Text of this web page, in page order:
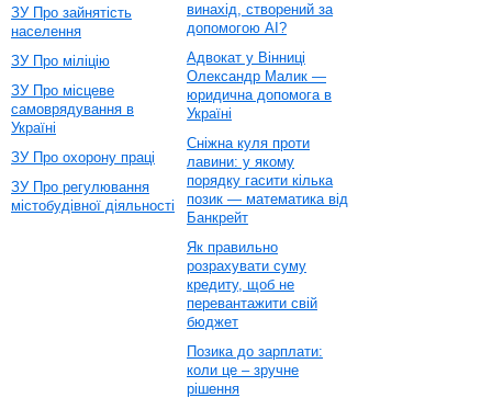
ЗУ Про зайнятість
населення
ЗУ Про міліцію
ЗУ Про місцеве
самоврядування в
Україні
ЗУ Про охорону праці
ЗУ Про регулювання
містобудівної діяльності
винахід, створений за
допомогою AI?
Адвокат у Вінниці
Олександр Малик —
юридична допомога в
Україні
Сніжна куля проти
лавини: у якому
порядку гасити кілька
позик — математика від
Банкрейт
Як правильно
розрахувати суму
кредиту, щоб не
перевантажити свій
бюджет
Позика до зарплати:
коли це – зручне
рішення